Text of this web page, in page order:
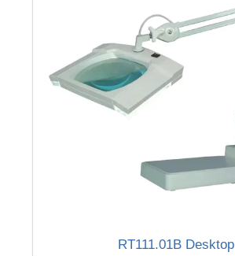
RT111.01B Desktop